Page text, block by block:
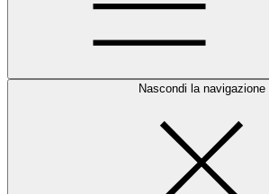
Nascondi la navigazione